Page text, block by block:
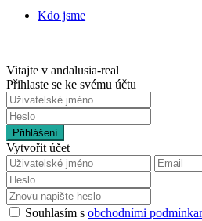
Kdo jsme
Vitajte v andalusia-real
Přihlaste se ke svému účtu
Přihlášení
Vytvořit účet
Souhlasím s obchodními